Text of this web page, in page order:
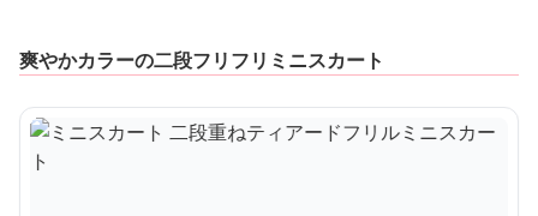
爽やかカラーの二段フリフリミニスカート